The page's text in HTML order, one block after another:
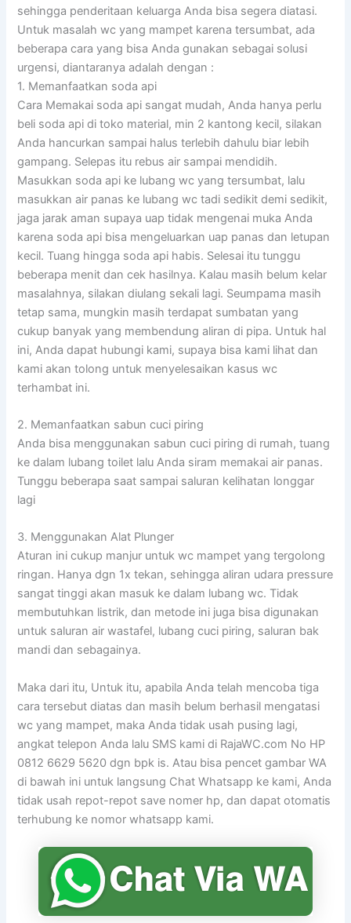
sehingga penderitaan keluarga Anda bisa segera diatasi.
Untuk masalah wc yang mampet karena tersumbat, ada
beberapa cara yang bisa Anda gunakan sebagai solusi
urgensi, diantaranya adalah dengan :
1. Memanfaatkan soda api
Cara Memakai soda api sangat mudah, Anda hanya perlu
beli soda api di toko material, min 2 kantong kecil, silakan
Anda hancurkan sampai halus terlebih dahulu biar lebih
gampang. Selepas itu rebus air sampai mendidih.
Masukkan soda api ke lubang wc yang tersumbat, lalu
masukkan air panas ke lubang wc tadi sedikit demi sedikit,
jaga jarak aman supaya uap tidak mengenai muka Anda
karena soda api bisa mengeluarkan uap panas dan letupan
kecil. Tuang hingga soda api habis. Selesai itu tunggu
beberapa menit dan cek hasilnya. Kalau masih belum kelar
masalahnya, silakan diulang sekali lagi. Seumpama masih
tetap sama, mungkin masih terdapat sumbatan yang
cukup banyak yang membendung aliran di pipa. Untuk hal
ini, Anda dapat hubungi kami, supaya bisa kami lihat dan
kami akan tolong untuk menyelesaikan kasus wc
terhambat ini.
2. Memanfaatkan sabun cuci piring
Anda bisa menggunakan sabun cuci piring di rumah, tuang
ke dalam lubang toilet lalu Anda siram memakai air panas.
Tunggu beberapa saat sampai saluran kelihatan longgar
lagi
3. Menggunakan Alat Plunger
Aturan ini cukup manjur untuk wc mampet yang tergolong
ringan. Hanya dgn 1x tekan, sehingga aliran udara pressure
sangat tinggi akan masuk ke dalam lubang wc. Tidak
membutuhkan listrik, dan metode ini juga bisa digunakan
untuk saluran air wastafel, lubang cuci piring, saluran bak
mandi dan sebagainya.
Maka dari itu, Untuk itu, apabila Anda telah mencoba tiga
cara tersebut diatas dan masih belum berhasil mengatasi
wc yang mampet, maka Anda tidak usah pusing lagi,
angkat telepon Anda lalu SMS kami di RajaWC.com No HP
0812 6629 5620 dgn bpk is. Atau bisa pencet gambar WA
di bawah ini untuk langsung Chat Whatsapp ke kami, Anda
tidak usah repot-repot save nomer hp, dan dapat otomatis
terhubung ke nomor whatsapp kami.